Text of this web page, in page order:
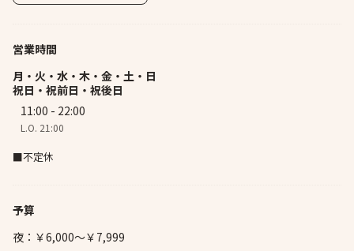
営業時間
月・火・水・木・金・土・日
祝日・祝前日・祝後日
11:00 - 22:00
L.O. 21:00
■不定休
予算
夜：￥6,000～￥7,999